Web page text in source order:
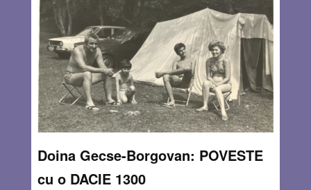
Doina Gecse-Borgovan: POVESTE
cu o DACIE 1300